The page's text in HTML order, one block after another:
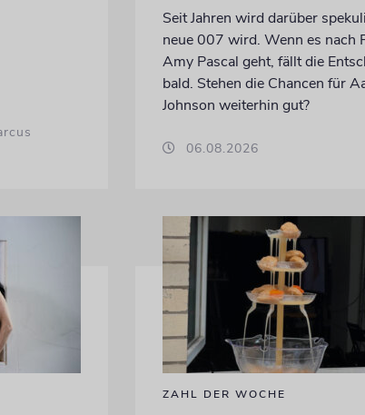
Seit Jahren wird darüber
neue 007 wird. Wenn es nach
Amy Pascal geht, fällt die
bald. Stehen die Chancen für
Johnson weiterhin gut?
06.08.2026
ZAHL DER WOCHE